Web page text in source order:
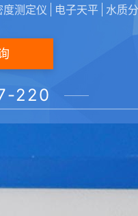
度测定仪 电子天平 水质
220